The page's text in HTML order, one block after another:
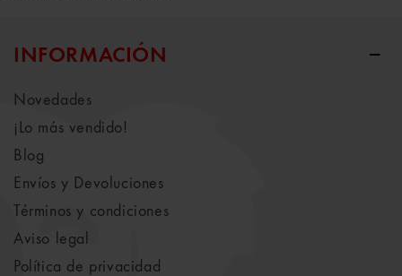
INFORMACIÓN
Novedades
¡Lo más vendido!
Blog
Envíos y Devoluciones
Términos y condiciones
Aviso legal
Política de privacidad